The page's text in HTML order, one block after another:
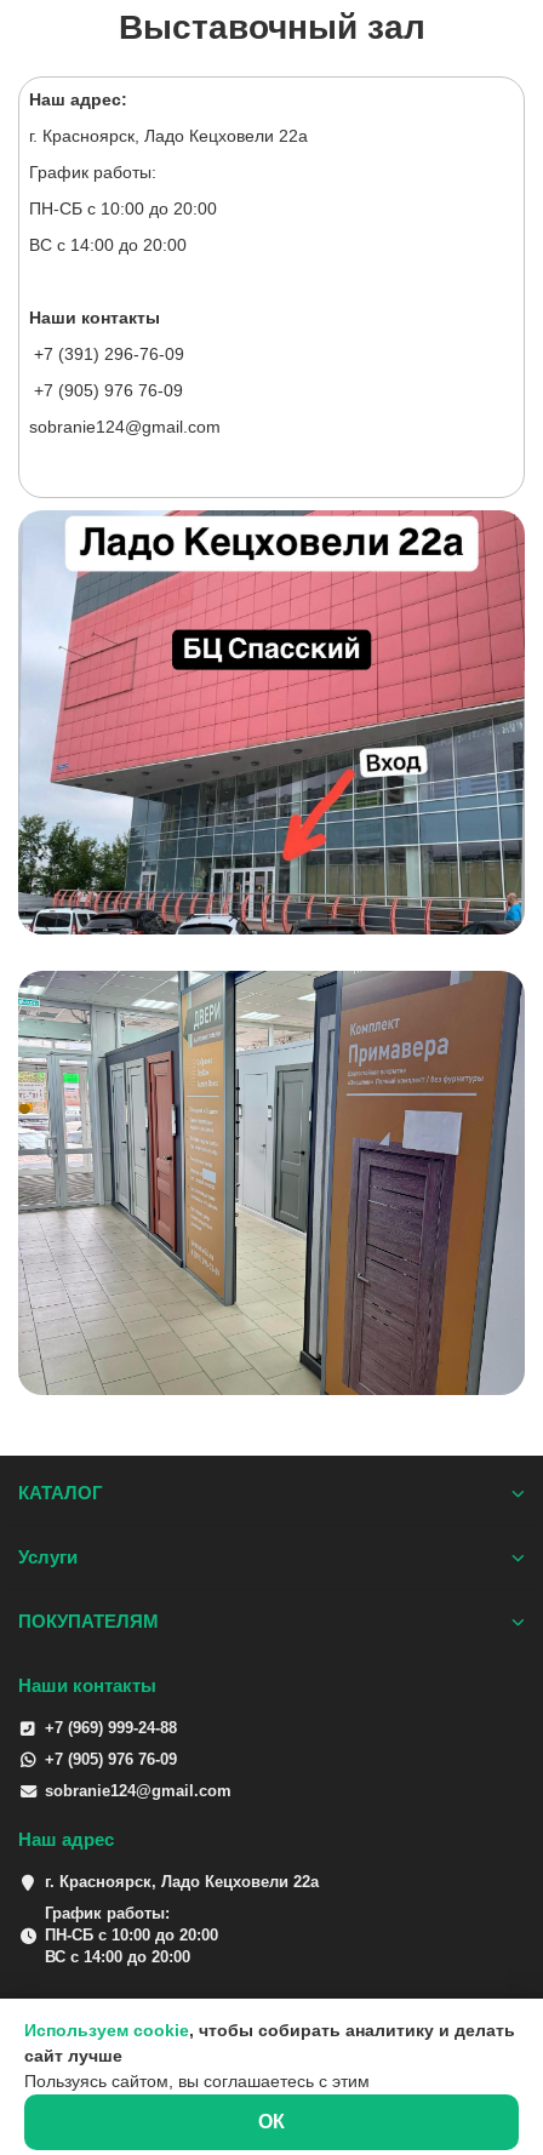
Выставочный зал
Наш адрес:
г. Красноярск, Ладо Кецховели 22а
График работы:
ПН-СБ с 10:00 до 20:00
ВС с 14:00 до 20:00
Наши контакты
+7 (391) 296-76-09
+7 (905) 976 76-09
sobranie124@gmail.com
КАТАЛОГ
Услуги
ПОКУПАТЕЛЯМ
Наши контакты
+7 (969) 999-24-88
+7 (905) 976 76-09
sobranie124@gmail.com
Наш адрес
г. Красноярск, Ладо Кецховели 22а
График работы:
ПН-СБ с 10:00 до 20:00
ВС с 14:00 до 20:00
Используем cookie, чтобы собирать аналитику и делать
сайт лучше
Пользуясь сайтом, вы соглашаетесь с этим
ОК